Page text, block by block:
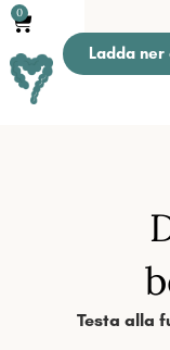
0
Ladda ner
Testa alla